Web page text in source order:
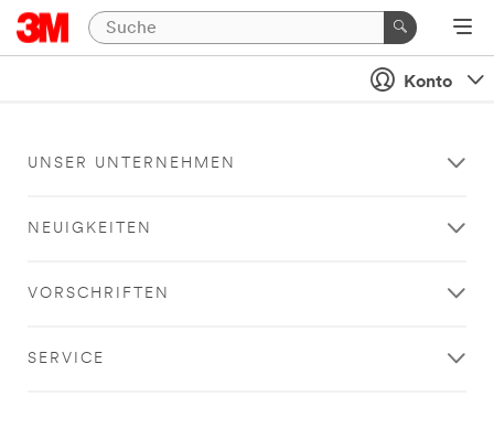
Konto
UNSER UNTERNEHMEN
NEUIGKEITEN
VORSCHRIFTEN
SERVICE